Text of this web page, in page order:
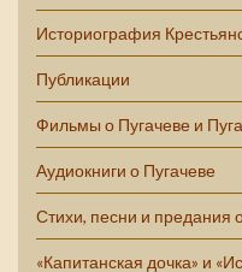
Историография
Публикации
Фильмы о Пугачеве и
Аудиокниги о Пугачеве
Стихи, песни и предания
«Капитанская дочка» и